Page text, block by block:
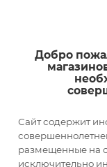
г.
Добро
Сайт содержит
размещенные на
исключительно